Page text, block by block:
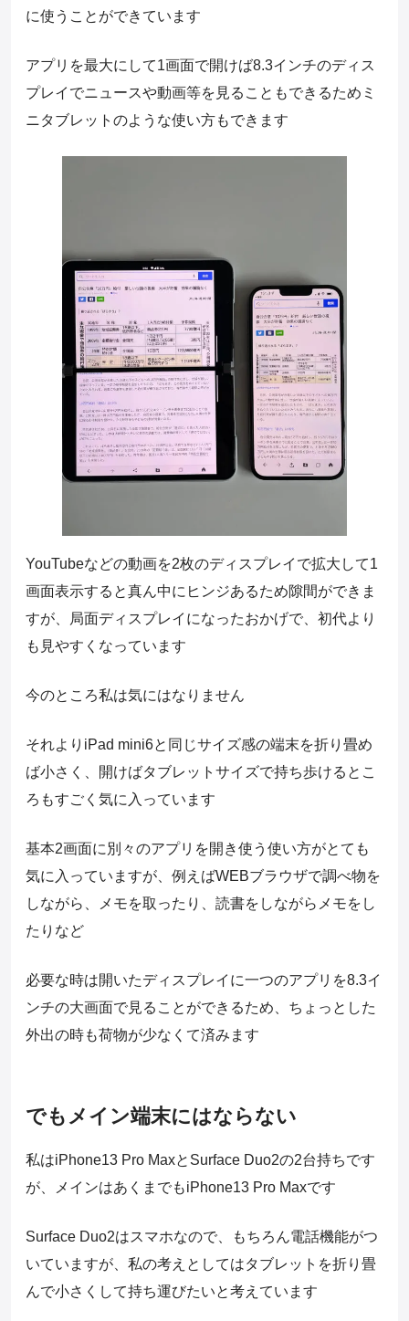
に使うことができています
アプリを最大にして1画面で開けば8.3インチのディス
プレイでニュースや動画等を見ることもできるためミ
ニタブレットのような使い方もできます
YouTubeなどの動画を2枚のディスプレイで拡大して1
画面表示すると真ん中にヒンジあるため隙間ができま
すが、局面ディスプレイになったおかげで、初代より
も見やすくなっています
今のところ私は気にはなりません
それよりiPad mini6と同じサイズ感の端末を折り畳め
ば小さく、開けばタブレットサイズで持ち歩けるとこ
ろもすごく気に入っています
基本2画面に別々のアプリを開き使う使い方がとても
気に入っていますが、例えばWEBブラウザで調べ物を
しながら、メモを取ったり、読書をしながらメモをし
たりなど
必要な時は開いたディスプレイに一つのアプリを8.3イ
ンチの大画面で見ることができるため、ちょっとした
外出の時も荷物が少なくて済みます
でもメイン端末にはならない
私はiPhone13 Pro MaxとSurface Duo2の2台持ちです
が、メインはあくまでもiPhone13 Pro Maxです
Surface Duo2はスマホなので、もちろん電話機能がつ
いていますが、私の考えとしてはタブレットを折り畳
んで小さくして持ち運びたいと考えています